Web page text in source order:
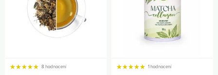
8 hodnocení 1 hodnocení